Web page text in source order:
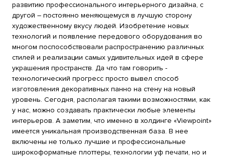
развитию профессионального интерьерного дизайна, с
другой – постоянно меняющемуся в лучшую сторону
художественному вкусу людей. Изобретение новых
технологий и появление передового оборудования во
многом поспособствовали распространению различных
стилей и реализации самых удивительных идей в сфере
украшения пространств. Да что там говорить -
технологический прогресс просто вывел способ
изготовления декоративных панно на стену на новый
уровень. Сегодня, располагая такими возможностями, как
у нас, можно создавать практически любые элементы
интерьеров. А заметим, что именно в холдинге «Viewpoint»
имеется уникальная производственная база. В нее
включены не только лучшие и профессиональные
широкоформатные плоттеры, технологии уф печати, но и